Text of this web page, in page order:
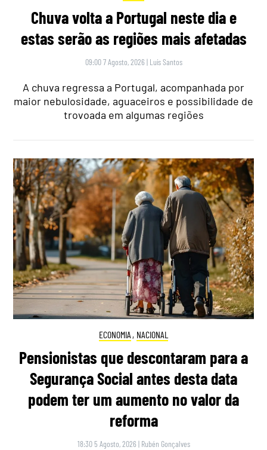
Chuva volta a Portugal neste dia e
estas serão as regiões mais afetadas
09:00 7 Agosto, 2026 | Luís Santos
A chuva regressa a Portugal, acompanhada por
maior nebulosidade, aguaceiros e possibilidade de
trovoada em algumas regiões
ECONOMIA , NACIONAL
Pensionistas que descontaram para a
Segurança Social antes desta data
podem ter um aumento no valor da
reforma
18:30 5 Agosto, 2026 | Rubén Gonçalves